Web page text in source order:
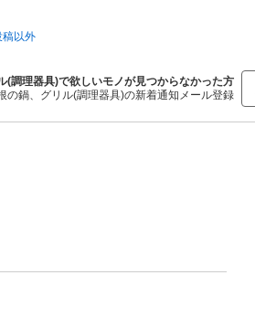
稿以外
(調理器具)で欲しいモノが見つからなかった方
の鍋、グリル(調理器具)の新着通知メール登録